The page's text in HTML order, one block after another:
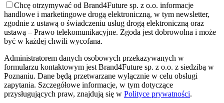
Chcę otrzymywać od Brand4Future sp. z o.o. informacje
handlowe i marketingowe drogą elektroniczną, w tym newsletter,
zgodnie z ustawą o świadczeniu usług drogą elektroniczną oraz
ustawą – Prawo telekomunikacyjne. Zgoda jest dobrowolna i może
być w każdej chwili wycofana.
Administratorem danych osobowych przekazywanych w
formularzu kontaktowym jest Brand4Future sp. z o.o. z siedzibą w
Poznaniu. Dane będą przetwarzane wyłącznie w celu obsługi
zapytania. Szczegółowe informacje, w tym dotyczące
przysługujących praw, znajdują się w Polityce prywatności.